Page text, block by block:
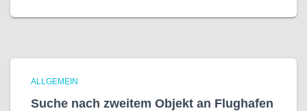
ALLGEMEIN
Suche nach zweitem Objekt an Flughafen